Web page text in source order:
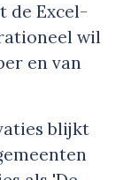
de Excel-
wil
en van
blijkt